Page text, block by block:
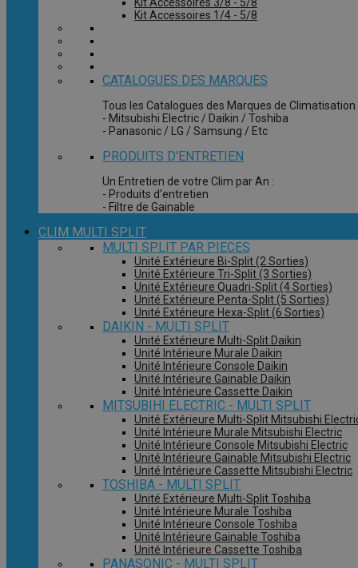
Kit Accessoires 1/4 - 5/8
CATALOGUES DES MARQUES
Tous les Catalogues des Marques de Climatisation
- Mitsubishi Electric / Daikin / Toshiba
- Panasonic / LG / Samsung / Etc
PRODUITS D'ENTRETIEN
Un Entretien de votre Clim par An :
- Produits d'entretien
- Filtre de Gainable
CLIM MULTI SPLIT
MULTI SPLIT PAR PIECES
Unité Extérieure Bi-Split (2 Sorties)
Unité Extérieure Tri-Split (3 Sorties)
Unité Extérieure Quadri-Split (4 Sorties)
Unité Extérieure Penta-Split (5 Sorties)
Unité Extérieure Hexa-Split (6 Sorties)
DAIKIN - MULTI SPLIT
Unité Extérieure Multi-Split Daikin
Unité Intérieure Murale Daikin
Unité Intérieure Console Daikin
Unité Intérieure Gainable Daikin
Unité Intérieure Cassette Daikin
MITSUBIHI ELECTRIC - MULTI SPLIT
Unité Extérieure Multi-Split Mitsubishi
Unité Intérieure Murale Mitsubishi Electric
Unité Intérieure Console Mitsubishi Electric
Unité Intérieure Gainable Mitsubishi Electric
Unité Intérieure Cassette Mitsubishi Electric
TOSHIBA - MULTI SPLIT
Unité Extérieure Multi-Split Toshiba
Unité Intérieure Murale Toshiba
Unité Intérieure Console Toshiba
Unité Intérieure Gainable Toshiba
Unité Intérieure Cassette Toshiba
PANASONIC - MULTI SPLIT